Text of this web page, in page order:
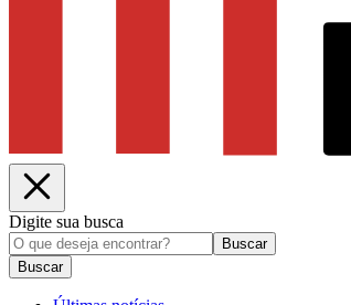
Digite sua busca
Buscar
Buscar